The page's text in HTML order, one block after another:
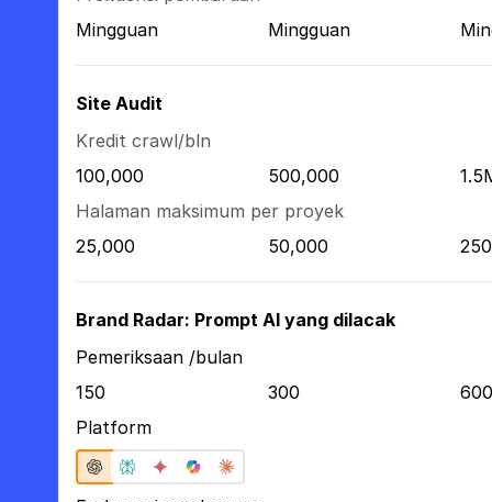
Mingguan
Mingguan
Site Audit
Kredit crawl/bln
100,000
500,000
Halaman maksimum per proyek
25,000
50,000
Brand Radar: Prompt AI yang dilacak
Pemeriksaan /bulan
150
300
600
Platform